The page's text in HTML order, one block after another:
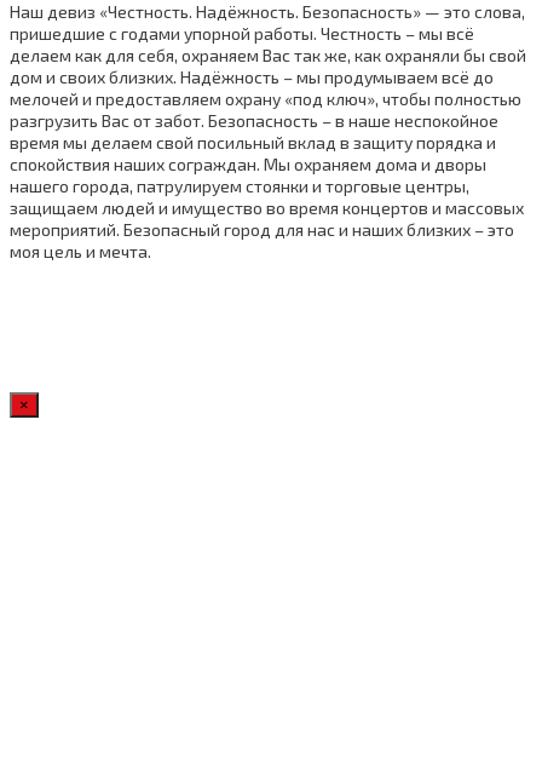
Наш девиз «Честность. Надёжность. Безопасность» — это слова,
пришедшие с годами упорной работы. Честность – мы всё
делаем как для себя, охраняем Вас так же, как охраняли бы свой
дом и своих близких. Надёжность – мы продумываем всё до
мелочей и предоставляем охрану «под ключ», чтобы полностью
разгрузить Вас от забот. Безопасность – в наше неспокойное
время мы делаем свой посильный вклад в защиту порядка и
спокойствия наших сограждан. Мы охраняем дома и дворы
нашего города, патрулируем стоянки и торговые центры,
защищаем людей и имущество во время концертов и массовых
мероприятий. Безопасный город для нас и наших близких – это
моя цель и мечта.
×